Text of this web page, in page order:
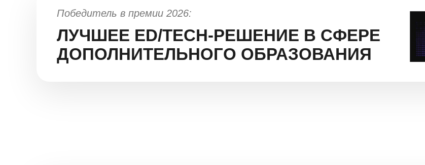
Победитель в премии 2026:
ЛУЧШЕЕ ED/TECH-РЕШЕНИЕ В СФЕРЕ
ДОПОЛНИТЕЛЬНОГО ОБРАЗОВАНИЯ